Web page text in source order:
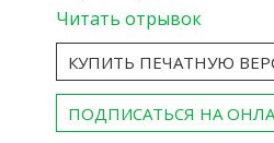
Читать отрывок
КУПИТЬ ПЕЧАТНУЮ
ПОДПИСАТЬСЯ НА